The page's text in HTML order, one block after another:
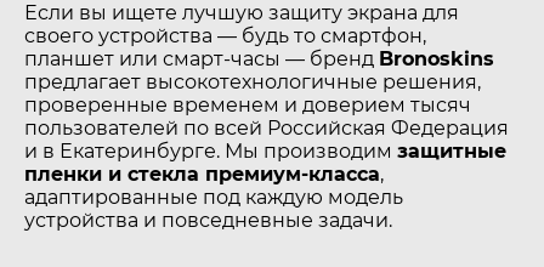
Если вы ищете лучшую защиту экрана для
своего устройства — будь то смартфон,
планшет или смарт-часы — бренд Bronoskins
предлагает высокотехнологичные решения,
проверенные временем и доверием тысяч
пользователей по всей Российская Федерация
и в Екатеринбурге. Мы производим защитные
пленки и стекла премиум-класса,
адаптированные под каждую модель
устройства и повседневные задачи.